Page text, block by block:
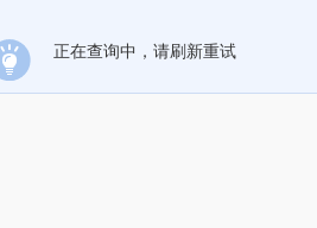
正在查询中，请刷新重试